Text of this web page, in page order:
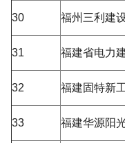
30 福州三利建
31 福建省电力
32 福建固特新
33 福建华源阳